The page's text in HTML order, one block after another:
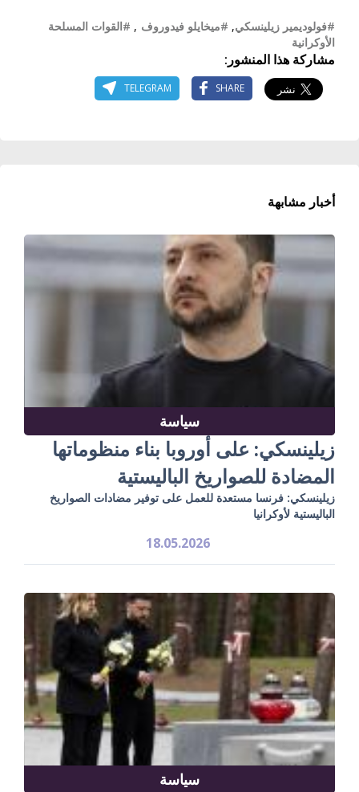
#فولوديمير زيلينسكي, #ميخايلو فيدوروف , #القوات المسلحة
الأوكرانية
مشاركة هذا المنشور:
SHARE
TELEGRAM
أخبار مشابهة
سياسة
زيلينسكي: على أوروبا بناء منظوماتها
المضادة للصواريخ الباليستية
زيلينسكي: فرنسا مستعدة للعمل على توفير مضادات الصواريخ
الباليستية لأوكرانيا
18.05.2026
سياسة